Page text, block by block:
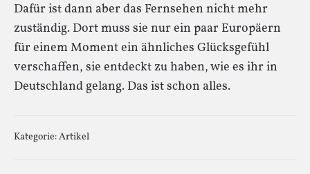
Dafür ist dann aber das Fernsehen nicht mehr
zuständig. Dort muss sie nur ein paar Europäern
für einem Moment ein ähnliches Glücksgefühl
verschaffen, sie entdeckt zu haben, wie es ihr in
Deutschland gelang. Das ist schon alles.
Kategorie:Artikel